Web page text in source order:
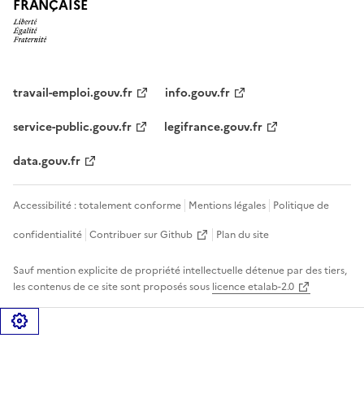
FRANÇAISE
travail-emploi.gouv.fr
info.gouv.fr
service-public.gouv.fr
legifrance.gouv.fr
data.gouv.fr
Accessibilité : totalement conforme Mentions légales Politique de
confidentialité Contribuer sur Github Plan du site
Sauf mention explicite de propriété intellectuelle détenue par des tiers,
les contenus de ce site sont proposés sous licence etalab-2.0
Gérer les cookies